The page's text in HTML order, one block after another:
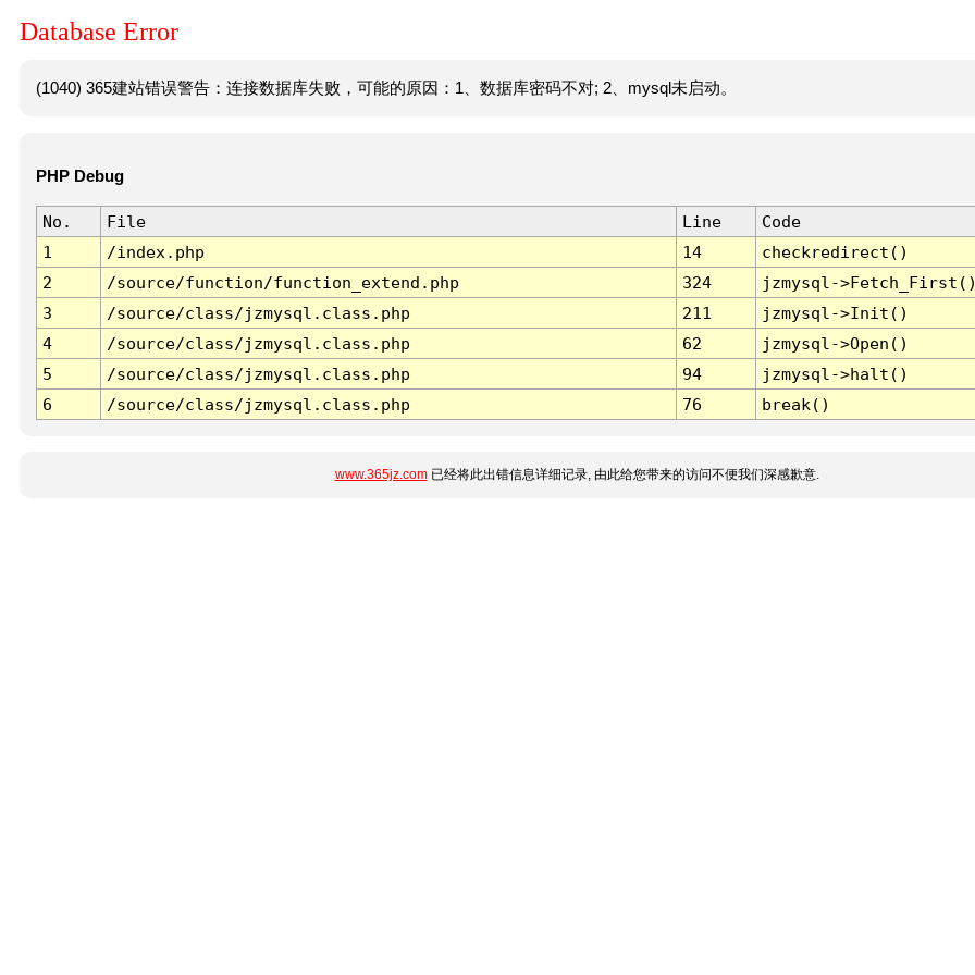
Database Error
(1040) 365建站错误警告：连接数据库失败，可能的原因：1、数据库密码不对; 2、mysql未启动。
PHP Debug
No. File Line
Code
1
/index.php 14
checkredirect()
2
/source/function/function_extend.php 324
jzmysql-
3
/source/class/jzmysql.class.php 211
jzmysql->Init()
4
/source/class/jzmysql.class.php 62
jzmysql->Open()
5
/source/class/jzmysql.class.php 94
jzmysql->halt()
6
/source/class/jzmysql.class.php 76 break()
www.365jz.com已经将此出错信息详细记录, 由此给您带来的访问不便我们深感歉意.